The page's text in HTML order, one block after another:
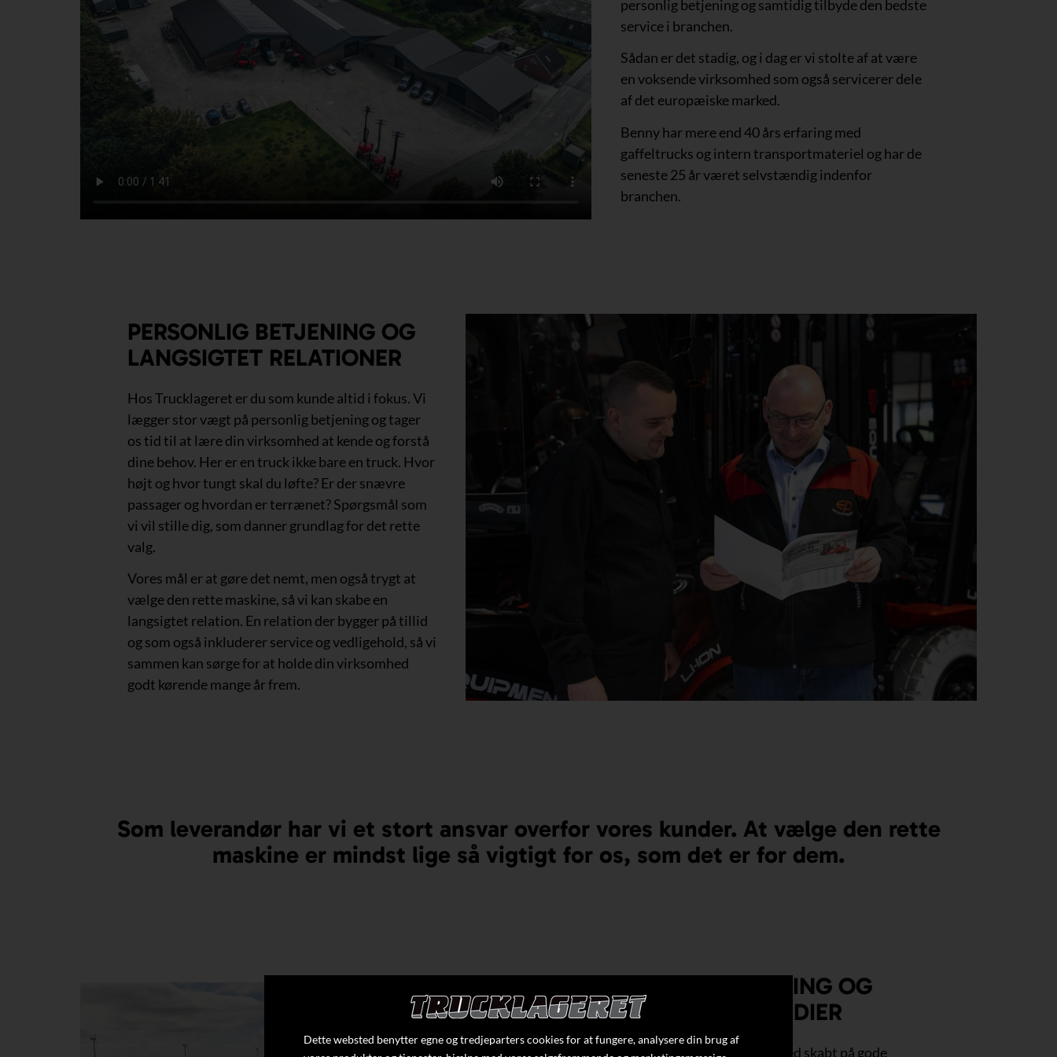
personlig betjening og samtidig tilbyde den bedste
service i branchen.
Sådan er det stadig, og i dag er vi stolte af at være
en voksende virksomhed som også servicerer dele
af det europæiske marked.
Benny har mere end 40 års erfaring med
gaffeltrucks og intern transportmateriel og har de
seneste 25 år været selvstændig indenfor
branchen.
PERSONLIG BETJENING OG
LANGSIGTET RELATIONER
Hos Trucklageret er du som kunde altid i fokus. Vi
lægger stor vægt på personlig betjening og tager
os tid til at lære din virksomhed at kende og forstå
dine behov. Her er en truck ikke bare en truck. Hvor
højt og hvor tungt skal du løfte? Er der snævre
passager og hvordan er terrænet? Spørgsmål som
vi vil stille dig, som danner grundlag for det rette
valg.
Vores mål er at gøre det nemt, men også trygt at
vælge den rette maskine, så vi kan skabe en
langsigtet relation. En relation der bygger på tillid
og som også inkluderer service og vedligehold, så vi
sammen kan sørge for at holde din virksomhed
godt kørende mange år frem.
Som leverandør har vi et stort ansvar overfor vores kunder. At vælge den rette
maskine er mindst lige så vigtigt for os, som det er for dem.
BRANCHEERFARING OG
VESTJYSKE VÆRDIER
Vi er en voksende virksomhed skabt på gode
Dette websted benytter egne og tredjeparters cookies for at fungere, analysere din brug af